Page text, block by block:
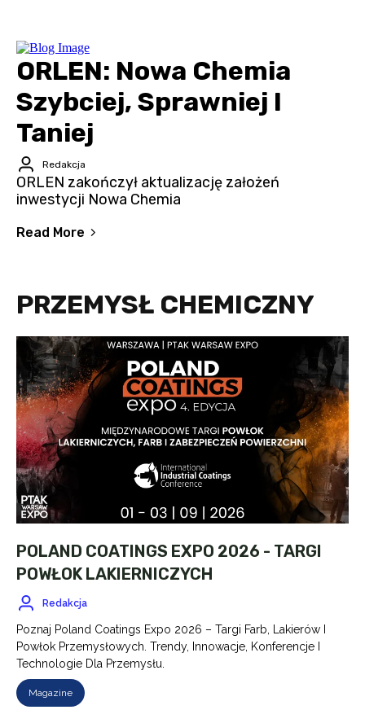
ORLEN: Nowa Chemia
Szybciej, Sprawniej I
Taniej
Redakcja
ORLEN zakończył aktualizację założeń
inwestycji Nowa Chemia
Read More
PRZEMYSŁ CHEMICZNY
POLAND COATINGS EXPO 2026 - TARGI
POWŁOK LAKIERNICZYCH
Redakcja
Poznaj Poland Coatings Expo 2026 – Targi Farb, Lakierów I
Powłok Przemysłowych. Trendy, Innowacje, Konferencje I
Technologie Dla Przemysłu.
Magazine